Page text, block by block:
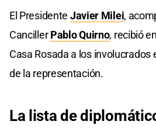
El Presidente Javier Milei,
CancillerPablo Quirno, recibió
Casa Rosada a los involucrados
de la representación.
La lista de